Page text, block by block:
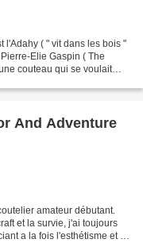
l'Adahy ( " vit dans les bois "
Elie Gaspin ( The
couteau qui se voulait
And Adventure
amateur débutant.
et la survie, j'ai toujours
a la fois l'esthétisme et le